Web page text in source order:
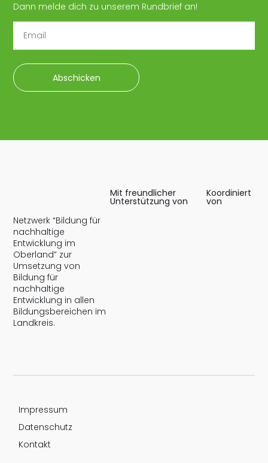
Dann melde dich zu unserem Rundbrief an!
Abschicken
Netzwerk “Bildung für
nachhaltige
Entwicklung im
Oberland” zur
Umsetzung von
Bildung für
nachhaltige
Entwicklung in allen
Bildungsbereichen im
Landkreis.
Koordiniert
von
Mit freundlicher
Unterstützung von
Impressum
Datenschutz
Kontakt